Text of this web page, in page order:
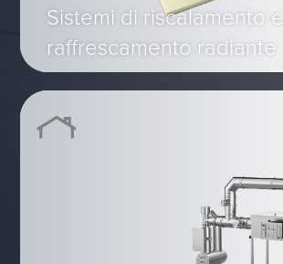
Sistemi di riscalamento e
raffrescamento radiante